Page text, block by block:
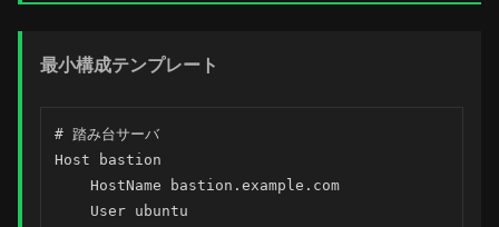
最小構成テンプレート
# 踏み台サーバ
Host bastion
    HostName bastion.example.com
    User ubuntu